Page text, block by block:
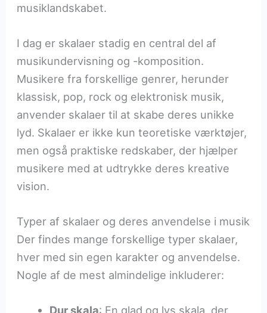
musiklandskabet.
I dag er skalaer stadig en central del af
musikundervisning og -komposition.
Musikere fra forskellige genrer, herunder
klassisk, pop, rock og elektronisk musik,
anvender skalaer til at skabe deres unikke
lyd. Skalaer er ikke kun teoretiske værktøjer,
men også praktiske redskaber, der hjælper
musikere med at udtrykke deres kreative
vision.
Typer af skalaer og deres anvendelse i musik
Der findes mange forskellige typer skalaer,
hver med sin egen karakter og anvendelse.
Nogle af de mest almindelige inkluderer:
Dur skala: En glad og lys skala, der